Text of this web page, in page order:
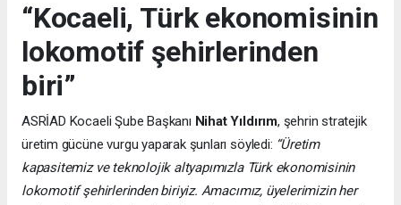
“Kocaeli, Türk ekonomisinin
lokomotif şehirlerinden
biri”
ASRİAD Kocaeli Şube Başkanı Nihat Yıldırım, şehrin stratejik
üretim gücüne vurgu yaparak şunları söyledi: “Üretim
kapasitemiz ve teknolojik altyapımızla Türk ekonomisinin
lokomotif şehirlerinden biriyiz. Amacımız, üyelerimizin her